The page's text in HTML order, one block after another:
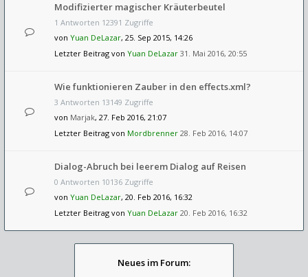
Modifizierter magischer Kräuterbeutel
1 Antworten 12391 Zugriffe
von Yuan DeLazar, 25. Sep 2015, 14:26
Letzter Beitrag von Yuan DeLazar 31. Mai 2016, 20:55
Wie funktionieren Zauber in den effects.xml?
3 Antworten 13149 Zugriffe
von Marjak, 27. Feb 2016, 21:07
Letzter Beitrag von Mordbrenner 28. Feb 2016, 14:07
Dialog-Abruch bei leerem Dialog auf Reisen
0 Antworten 10136 Zugriffe
von Yuan DeLazar, 20. Feb 2016, 16:32
Letzter Beitrag von Yuan DeLazar 20. Feb 2016, 16:32
Neues im Forum: